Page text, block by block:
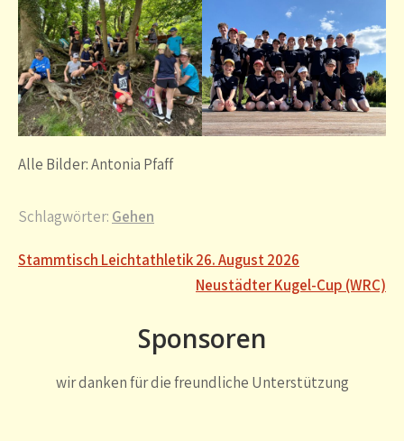
Alle Bilder: Antonia Pfaff
Schlagwörter: Gehen
Beitragsnavigation
Stammtisch Leichtathletik 26. August 2026
Neustädter Kugel-Cup (WRC)
Sponsoren
wir danken für die freundliche Unterstützung